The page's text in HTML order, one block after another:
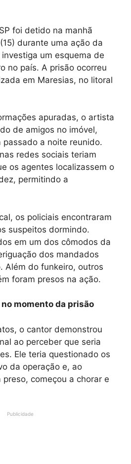
foi detido na manhã
durante uma ação da
um esquema de
no país. A prisão ocorreu
em Maresias, no litoral
apuradas, o artista
de amigos no imóvel,
passado a noite reunido.
redes sociais teriam
os agentes localizassem o
permitindo a
os policiais encontraram
suspeitos dormindo.
em um dos cômodos da
dos mandados
Além do funkeiro, outros
foram presos na ação.
momento da prisão
o cantor demonstrou
ao perceber que seria
Ele teria questionado os
da operação e, ao
começou a chorar e
Publicidade